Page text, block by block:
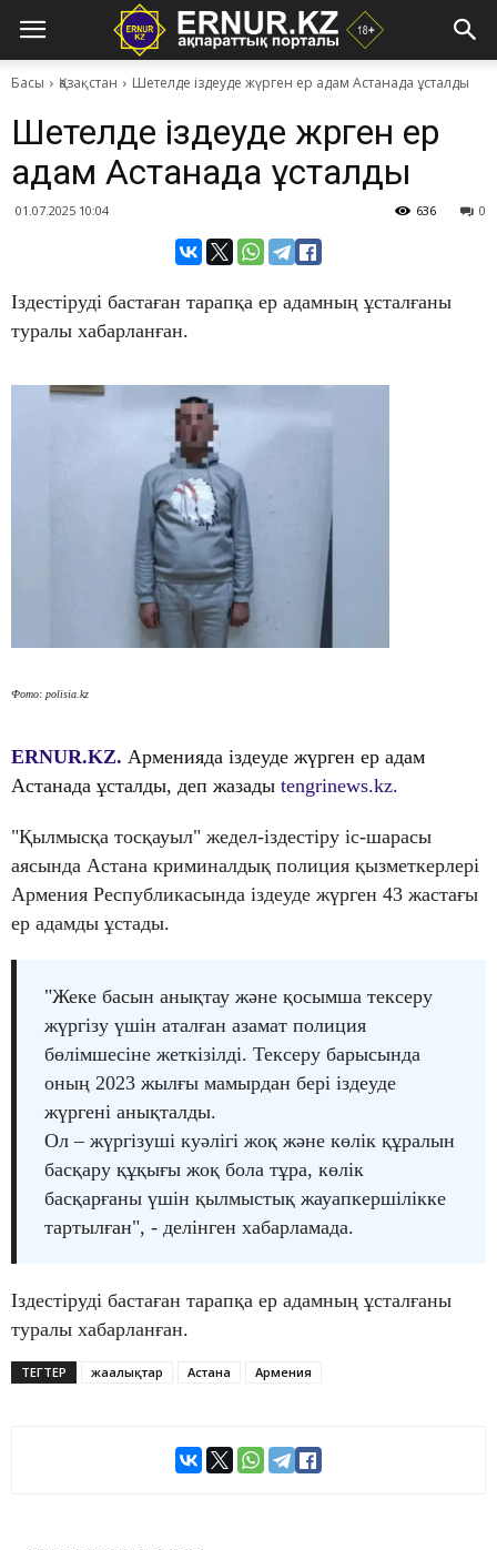
Басы Қазақстан Шетелде іздеуде жүрген ер адам Астанада ұсталды
Шетелде іздеуде жүрген ер
адам Астанада ұсталды
01.07.2025 10:04 0
636
Іздестіруді бастаған тарапқа ер адамның ұсталғаны
туралы хабарланған.
Фото: polisia.kz
ERNUR.KZ. Арменияда іздеуде жүрген ер адам
Астанада ұсталды, деп жазады tengrinews.kz.
"Қылмысқа тосқауыл" жедел-іздестіру іс-шарасы
аясында Астана криминалдық полиция қызметкерлері
Армения Республикасында іздеуде жүрген 43 жастағы
ер адамды ұстады.
"Жеке басын анықтау және қосымша тексеру
жүргізу үшін аталған азамат полиция
бөлімшесіне жеткізілді. Тексеру барысында
оның 2023 жылғы мамырдан бері іздеуде
жүргені анықталды.
Ол – жүргізуші куәлігі жоқ және көлік құралын
басқару құқығы жоқ бола тұра, көлік
басқарғаны үшін қылмыстық жауапкершілікке
тартылған", - делінген хабарламада.
Іздестіруді бастаған тарапқа ер адамның ұсталғаны
туралы хабарланған.
ТЕГТЕР жаңалықтар Астана Армения